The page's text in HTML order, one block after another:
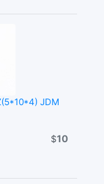
JDM
$10